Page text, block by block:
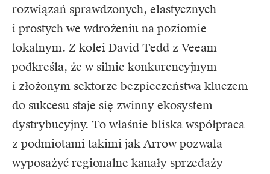
rozwiązań sprawdzonych, elastycznych
i prostych we wdrożeniu na poziomie
lokalnym. Z kolei David Tedd z Veeam
podkreśla, że w silnie konkurencyjnym
i złożonym sektorze bezpieczeństwa kluczem
do sukcesu staje się zwinny ekosystem
dystrybucyjny. To właśnie bliska współpraca
z podmiotami takimi jak Arrow pozwala
wyposażyć regionalne kanały sprzedaży